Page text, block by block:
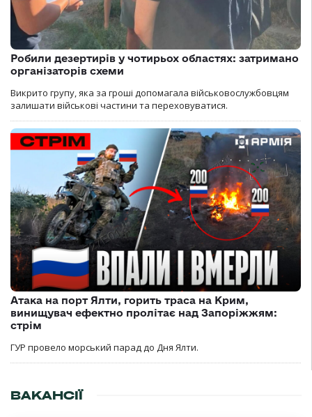
Робили дезертирів у чотирьох областях: затримано
організаторів схеми
Викрито групу, яка за гроші допомагала військовослужбовцям
залишати військові частини та переховуватися.
Атака на порт Ялти, горить траса на Крим,
винищувач ефектно пролітає над Запоріжжям:
стрім
ГУР провело морський парад до Дня Ялти.
ВАКАНСІЇ